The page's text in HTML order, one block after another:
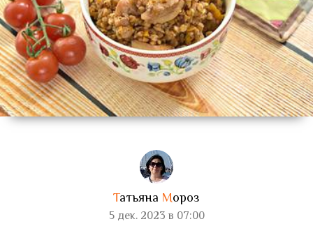
Татьяна Мороз
5 дек. 2023 в 07:00